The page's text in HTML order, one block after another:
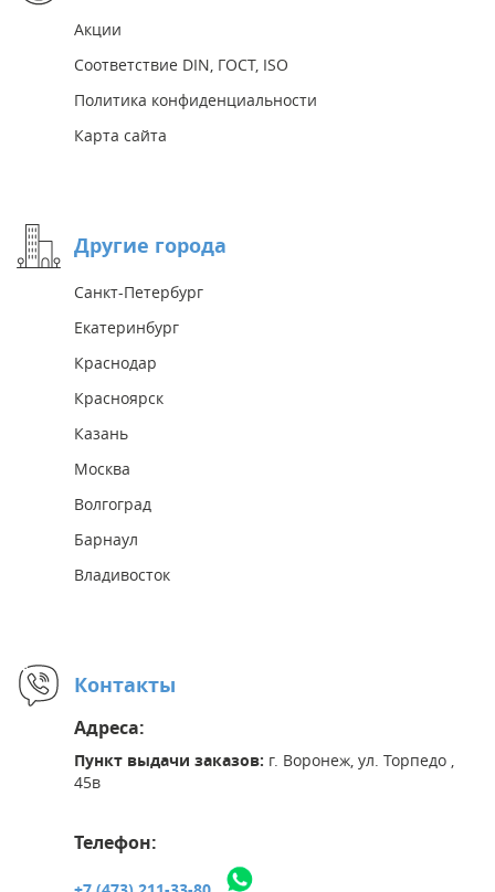
Акции
Соответствие DIN, ГОСТ, ISO
Политика конфиденциальности
Карта сайта
Другие города
Санкт-Петербург
Екатеринбург
Краснодар
Красноярск
Казань
Москва
Волгоград
Барнаул
Владивосток
Контакты
Адреса:
Пункт выдачи заказов: г. Воронеж, ул. Торпедо ,
45в
Телефон: